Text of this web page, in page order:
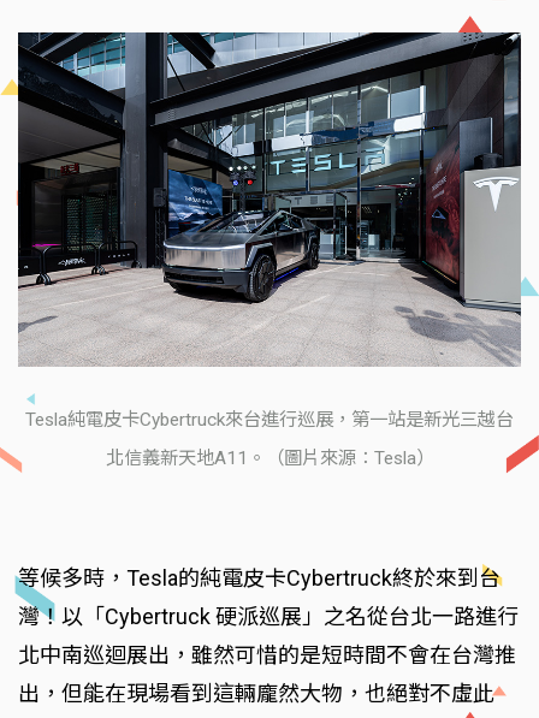
Tesla純電皮卡Cybertruck來台進行巡展，第一站是新光三越台
北信義新天地A11。（圖片來源：Tesla）
等候多時，Tesla的純電皮卡Cybertruck終於來到台
灣！以「Cybertruck 硬派巡展」之名從台北一路進行
北中南巡迴展出，雖然可惜的是短時間不會在台灣推
出，但能在現場看到這輛龐然大物，也絕對不虛此